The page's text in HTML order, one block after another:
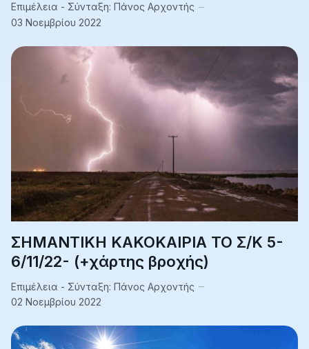
Επιμέλεια - Σύνταξη: Πάνος Αρχοντής
03 Νοεμβρίου 2022
ΣΗΜΑΝΤΙΚΗ ΚΑΚΟΚΑΙΡΙΑ ΤΟ Σ/Κ 5-
6/11/22- (+χάρτης βροχής)
Επιμέλεια - Σύνταξη: Πάνος Αρχοντής
02 Νοεμβρίου 2022